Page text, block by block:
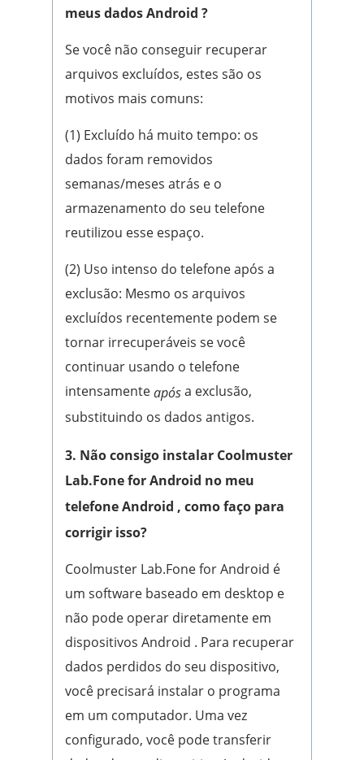
meus dados Android ?
Se você não conseguir recuperar
arquivos excluídos, estes são os
motivos mais comuns:
(1) Excluído há muito tempo: os
dados foram removidos
semanas/meses atrás e o
armazenamento do seu telefone
reutilizou esse espaço.
(2) Uso intenso do telefone após a
exclusão: Mesmo os arquivos
excluídos recentemente podem se
tornar irrecuperáveis se você
continuar usando o telefone
intensamenteapósa exclusão,
substituindo os dados antigos.
3. Não consigo instalar Coolmuster
Lab.Fone for Android no meu
telefone Android , como faço para
corrigir isso?
Coolmuster Lab.Fone for Android é
um software baseado em desktop e
não pode operar diretamente em
dispositivos Android . Para recuperar
dados perdidos do seu dispositivo,
você precisará instalar o programa
em um computador. Uma vez
configurado, você pode transferir